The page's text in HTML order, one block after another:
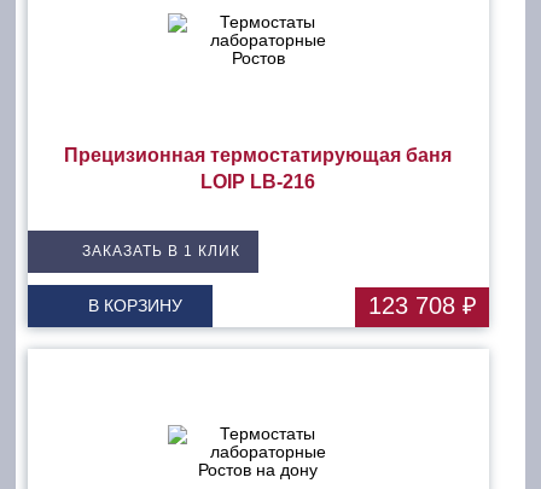
Прецизионная термостатирующая баня
LOIP LB-216
ЗАКАЗАТЬ В 1 КЛИК
В КОРЗИНУ 123 708 ₽